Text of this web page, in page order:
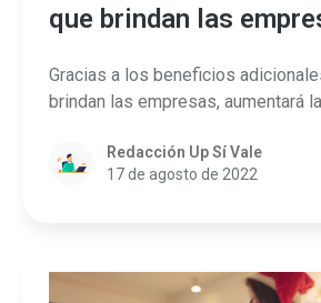
que brindan las
Gracias a los beneficios
brindan las empresas, aumentará
Redacción Up Sí Vale
17 de agosto de 2022